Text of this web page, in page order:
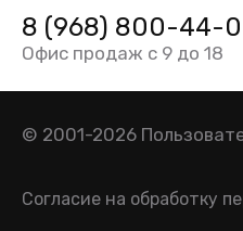
8 (968) 800-44-
Офис продаж с 9 до 18
© 2001-2026
Согласие на обработку